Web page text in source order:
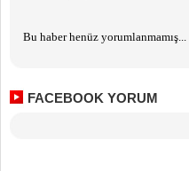
Bu haber henüz yorumlanmamış...
FACEBOOK YORUM